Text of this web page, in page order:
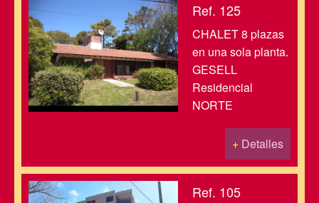
Ref. 125
CHALET 8 plazas
en una sola planta.
GESELL
Residencial
NORTE
+ Detalles
Ref. 105